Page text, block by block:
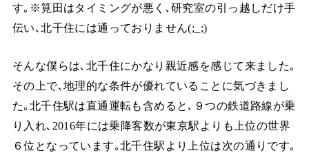
す｡※筧田はタイミングが悪く､研究室の引っ越しだけ手
伝い､北千住には通っておりません(;_;)
そんな僕らは､北千住にかなり親近感を感じて来ました｡
その上で､地理的な条件が優れていることに気づきまし
た｡北千住駅は直通運転も含めると､９つの鉄道路線が乗
り入れ､2016年には乗降客数が東京駅よりも上位の世界
６位となっています｡北千住駅より上位は次の通りです｡